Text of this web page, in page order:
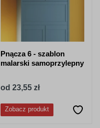
Pnącza 6 - szablon
malarski samoprzylepny
od 23,55 zł
Zobacz produkt